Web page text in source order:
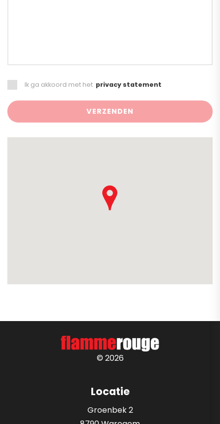
Ik ga akkoord met het privacy statement
© 2026
Locatie
Groenbek 2